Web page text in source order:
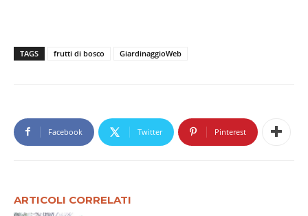
TAGS frutti di bosco GiardinaggioWeb
Facebook Twitter Pinterest
ARTICOLI CORRELATI